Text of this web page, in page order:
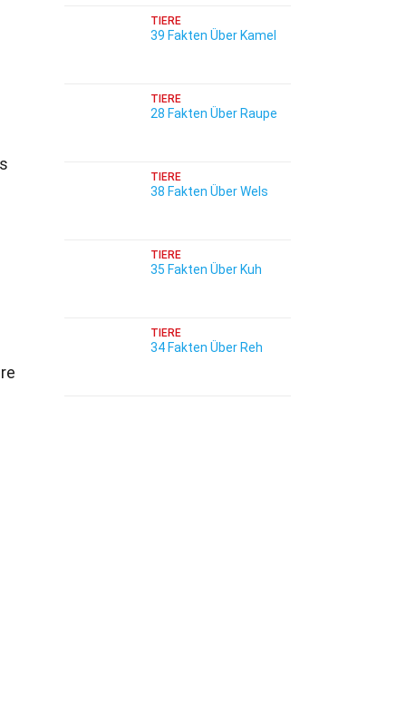
TIERE
39 Fakten Über Kamel
TIERE
28 Fakten Über Raupe
TIERE
38 Fakten Über Wels
TIERE
35 Fakten Über Kuh
TIERE
34 Fakten Über Reh